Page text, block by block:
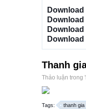
Download
Download
Download
Download
Thanh
Thảo luận trong '
Tags: thanh gia